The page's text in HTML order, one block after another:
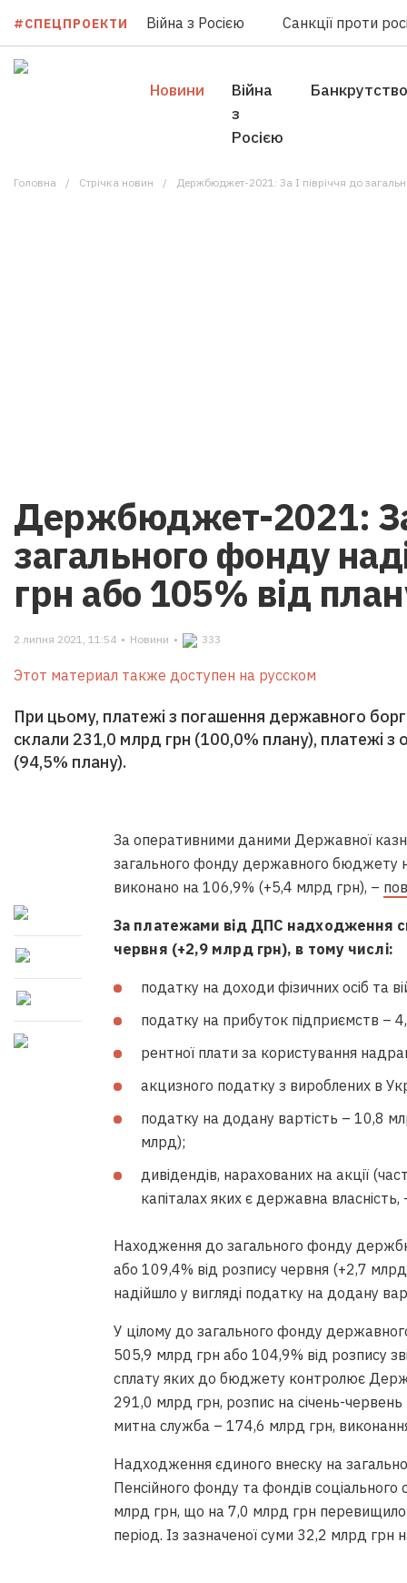
#СПЕЦПРОЕКТИ Війна з Росією Санкції проти
Новини
Війна
з
Росією
Банкрутство
Головна Стрічка новин Держбюджет-2021: За I півріччя до
Держбюджет-2021: За
загального фонду
грн або 105% від
2 липня 2021, 11:54 • Новини • 333
Этот материал также доступен на русском
При цьому, платежі з погашення державного
склали 231,0 млрд грн (100,0% плану), платежі з
(94,5% плану).
За оперативними даними Державної
загального фонду державного бюджету
виконано на 106,9% (+5,4 млрд грн), –
За платежами від ДПС надходження
червня (+2,9 млрд грн), в тому числі:
податку на доходи фізичних осіб та
податку на прибуток підприємств –
рентної плати за користування
акцизного податку з вироблених в
податку на додану вартість – 10,8
млрд);
дивідендів, нарахованих на акції
капіталах яких є державна
Находження до загального фонду
або 109,4% від розпису червня (+2,7
надійшло у вигляді податку на додану
У цілому до загального фонду
505,9 млрд грн або 104,9% від розпису
сплату яких до бюджету контролює
291,0 млрд грн, розпис на січень-
митна служба – 174,6 млрд грн,
Надходження єдиного внеску на
Пенсійного фонду та фондів соціального
млрд грн, що на 7,0 млрд грн перевищило
період. Із зазначеної суми 32,2 млрд грн